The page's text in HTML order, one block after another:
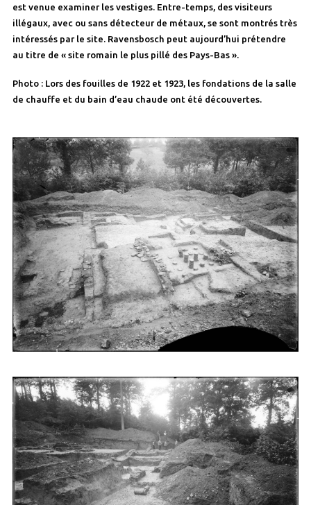
est venue examiner les vestiges. Entre-temps, des visiteurs
illégaux, avec ou sans détecteur de métaux, se sont montrés très
intéressés par le site. Ravensbosch peut aujourd’hui prétendre
au titre de « site romain le plus pillé des Pays-Bas ».
Photo : Lors des fouilles de 1922 et 1923, les fondations de la salle
de chauffe et du bain d’eau chaude ont été découvertes.